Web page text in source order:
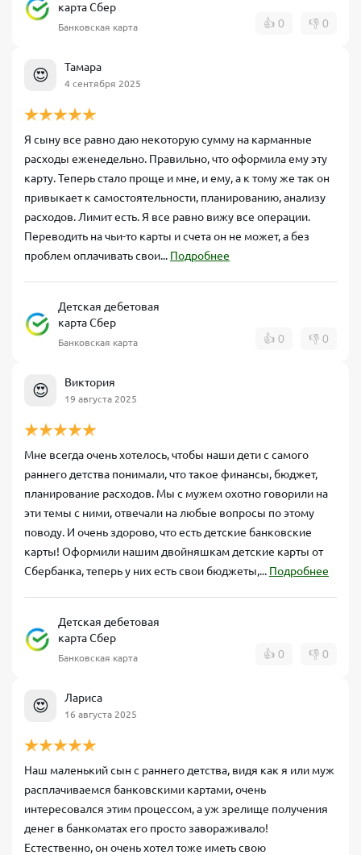
карта Сбер
Банковская карта 👍 0 👎 0
😍 Тамара
4 сентября 2025
Я сыну все равно даю некоторую сумму на карманные
расходы еженедельно. Правильно, что оформила ему эту
карту. Теперь стало проще и мне, и ему, а к тому же так он
привыкает к самостоятельности, планированию, анализу
расходов. Лимит есть. Я все равно вижу все операции.
Переводить на чьи-то карты и счета он не может, а без
проблем оплачивать свои... Подробнее
Детская дебетовая
карта Сбер
Банковская карта 👍 0 👎 0
😍 Виктория
19 августа 2025
Мне всегда очень хотелось, чтобы наши дети с самого
раннего детства понимали, что такое финансы, бюджет,
планирование расходов. Мы с мужем охотно говорили на
эти темы с ними, отвечали на любые вопросы по этому
поводу. И очень здорово, что есть детские банковские
карты! Оформили нашим двойняшкам детские карты от
Сбербанка, теперь у них есть свои бюджеты,... Подробнее
Детская дебетовая
карта Сбер
Банковская карта 👍 0 👎 0
😍 Лариса
16 августа 2025
Наш маленький сын с раннего детства, видя как я или муж
расплачиваемся банковскими картами, очень
интересовался этим процессом, а уж зрелище получения
денег в банкоматах его просто завораживало!
Естественно, он очень хотел тоже иметь свою